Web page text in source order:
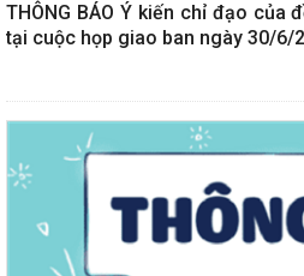
THÔNG BÁO Ý kiến chỉ đạo của
tại cuộc họp giao ban ngày 30/6/